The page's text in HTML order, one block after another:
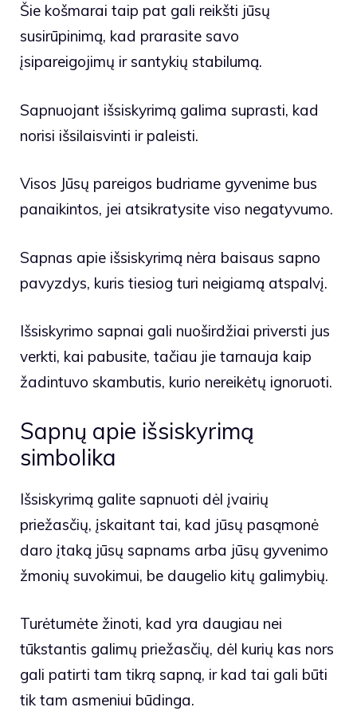
Šie košmarai taip pat gali reikšti jūsų
susirūpinimą, kad prarasite savo
įsipareigojimų ir santykių stabilumą.
Sapnuojant išsiskyrimą galima suprasti, kad
norisi išsilaisvinti ir paleisti.
Visos Jūsų pareigos budriame gyvenime bus
panaikintos, jei atsikratysite viso negatyvumo.
Sapnas apie išsiskyrimą nėra baisaus sapno
pavyzdys, kuris tiesiog turi neigiamą atspalvį.
Išsiskyrimo sapnai gali nuoširdžiai priversti jus
verkti, kai pabusite, tačiau jie tarnauja kaip
žadintuvo skambutis, kurio nereikėtų ignoruoti.
Sapnų apie išsiskyrimą
simbolika
Išsiskyrimą galite sapnuoti dėl įvairių
priežasčių, įskaitant tai, kad jūsų pasąmonė
daro įtaką jūsų sapnams arba jūsų gyvenimo
žmonių suvokimui, be daugelio kitų galimybių.
Turėtumėte žinoti, kad yra daugiau nei
tūkstantis galimų priežasčių, dėl kurių kas nors
gali patirti tam tikrą sapną, ir kad tai gali būti
tik tam asmeniui būdinga.